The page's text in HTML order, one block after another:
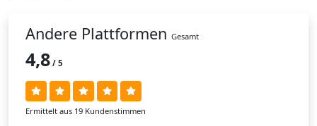
Andere Plattformen Gesamt
4,8 / 5
Ermittelt aus 19 Kundenstimmen